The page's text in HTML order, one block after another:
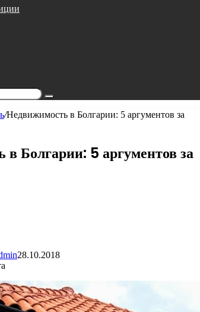
Поиск...
/Недвижимость в Болгарии: 5 аргументов за
Болгарии: 5 аргументов за
28.10.2018